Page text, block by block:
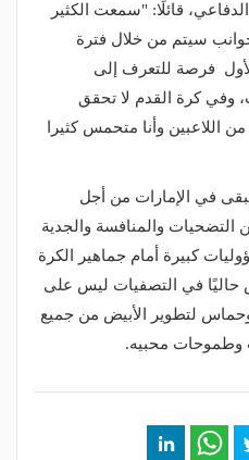
قائلًا: "سمعت الكثير
سيتم من خلال فترة
فرصة للتعرف إلى
وفي كرة القدم لا تحقق
اللاعبين وأنا متحمس كثيرا
في الإمارات من أجل
التضحيات والمنافسة والجدية
كبيرة أمام جماهير الكرة
حاليًا في التصفيات ليس على
وحماس لتطوير الأبيض من جميع
وطموحات محبيه.